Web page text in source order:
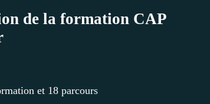
de la formation CAP
et 18 parcours